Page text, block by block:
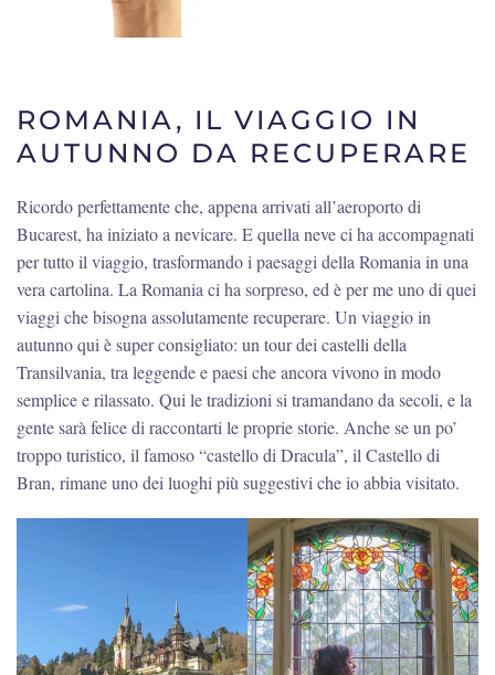
ROMANIA, IL VIAGGIO IN
AUTUNNO DA RECUPERARE
Ricordo perfettamente che, appena arrivati all’aeroporto di
Bucarest, ha iniziato a nevicare. E quella neve ci ha accompagnati
per tutto il viaggio, trasformando i paesaggi della Romania in una
vera cartolina. La Romania ci ha sorpreso, ed è per me uno di quei
viaggi che bisogna assolutamente recuperare. Un viaggio in
autunno qui è super consigliato: un tour dei castelli della
Transilvania, tra leggende e paesi che ancora vivono in modo
semplice e rilassato. Qui le tradizioni si tramandano da secoli, e la
gente sarà felice di raccontarti le proprie storie. Anche se un po’
troppo turistico, il famoso “castello di Dracula”, il Castello di
Bran, rimane uno dei luoghi più suggestivi che io abbia visitato.